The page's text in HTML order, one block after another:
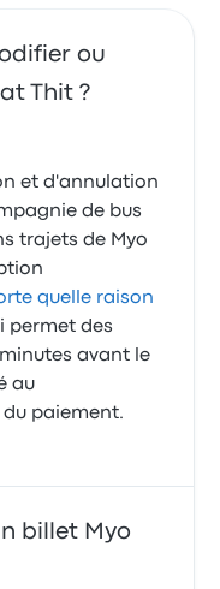
ou
Thit ?
et d'annulation
de bus
trajets de Myo
quelle raison
permet des
avant le
au
paiement.
billet Myo